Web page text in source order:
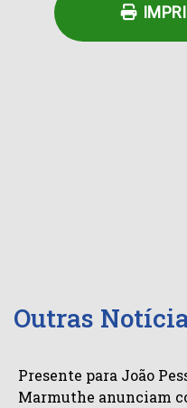
Outras
Presente para João
Marmuthe anunciam